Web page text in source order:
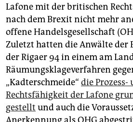
Lafone mit der britischen
nach dem Brexit nicht mehr
offene Handelsgesellschaft
Zuletzt hatten die Anwälte der
der Rigaer 94 in einem am
Räumungsklageverfahren
„Kadterschmeide“ die Prozess-
Rechtsfähigkeit der Lafone
gestellt und auch die